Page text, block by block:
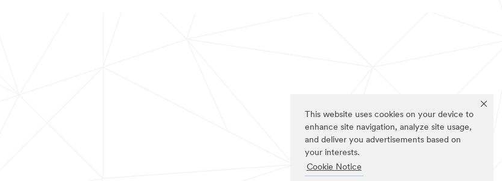
This website uses cookies on your device to
enhance site navigation, analyze site usage,
and deliver you advertisements based on
your interests.
Cookie Notice